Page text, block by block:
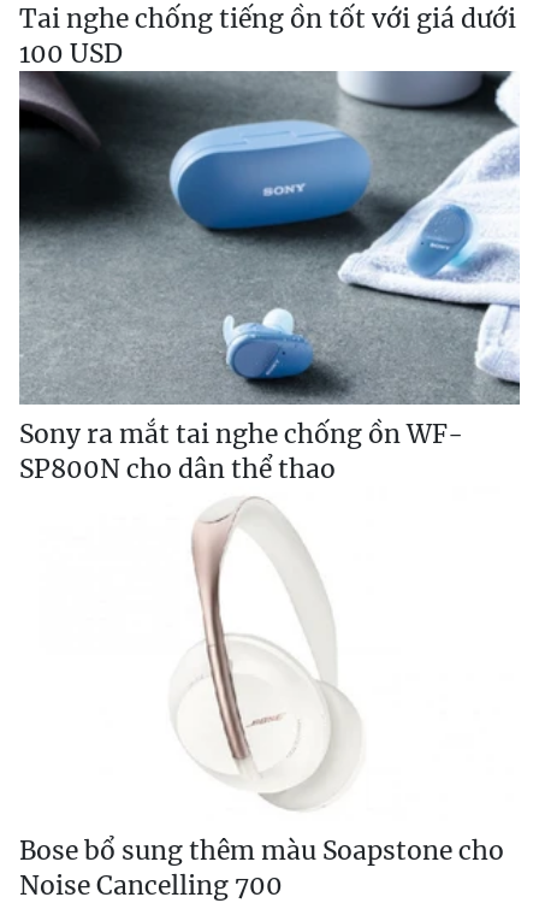
Tai nghe chống tiếng ồn tốt với giá dưới
100 USD
Sony ra mắt tai nghe chống ồn WF-
SP800N cho dân thể thao
Bose bổ sung thêm màu Soapstone cho
Noise Cancelling 700